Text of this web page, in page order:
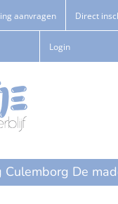
aanvragen Direct
Login
Culemborg De